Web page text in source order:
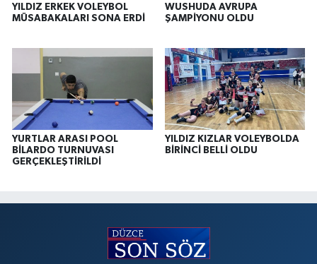
YILDIZ ERKEK VOLEYBOL
MÜSABAKALARI SONA ERDİ
WUSHUDA AVRUPA
ŞAMPİYONU OLDU
YURTLAR ARASI POOL
BİLARDO TURNUVASI
GERÇEKLEŞTİRİLDİ
YILDIZ KIZLAR VOLEYBOLDA
BİRİNCİ BELLİ OLDU